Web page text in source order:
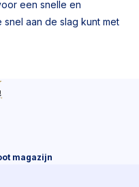
een snelle en
aan de slag kunt met
magazijn